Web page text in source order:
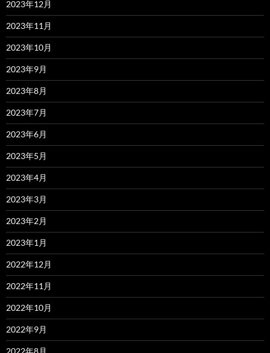
2023年12月
2023年11月
2023年10月
2023年9月
2023年8月
2023年7月
2023年6月
2023年5月
2023年4月
2023年3月
2023年2月
2023年1月
2022年12月
2022年11月
2022年10月
2022年9月
2022年8月